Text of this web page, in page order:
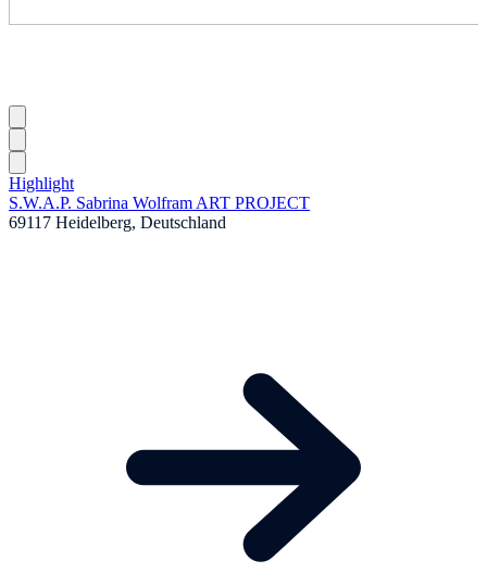
Highlight
S.W.A.P. Sabrina Wolfram ART PROJECT
69117 Heidelberg, Deutschland